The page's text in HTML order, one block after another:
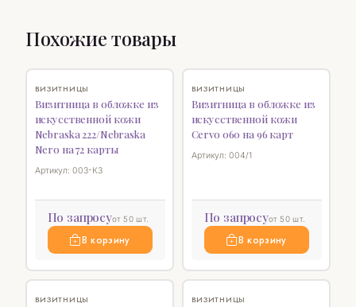
Похожие товары
ВИЗИТНИЦЫ
Визитница в обложке из
искусственной кожи
Nebraska 222/Nebraska
Nero на 72 карты
Артикул: 003-К3
По запросуот 50 шт.
В корзину
ВИЗИТНИЦЫ
Визитница в обложке из
искусственной кожи
Cervo 060 на 96 карт
Артикул: 004/1
По запросуот 50 шт.
В корзину
ВИЗИТНИЦЫ ВИЗИТНИЦЫ